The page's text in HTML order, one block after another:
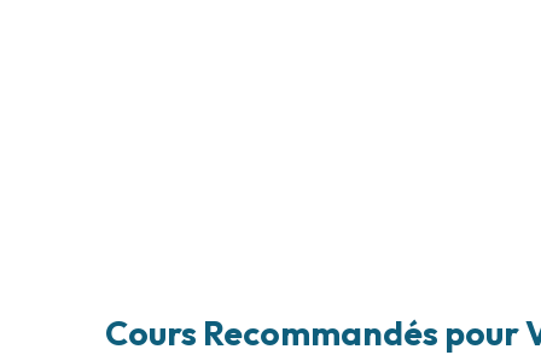
Cours Recommandés pour